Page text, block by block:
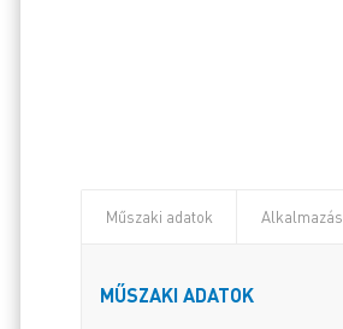
Műszaki adatok Alkalmazás
MŰSZAKI ADATOK